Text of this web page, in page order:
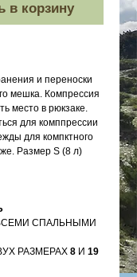
в корзину
и переноски
мешка. Компрессия
место в рюкзаке.
для комппрессии
для компктного
Размер S (8 л)
СПАЛЬНЫМИ
РАЗМЕРАХ 8 И 19